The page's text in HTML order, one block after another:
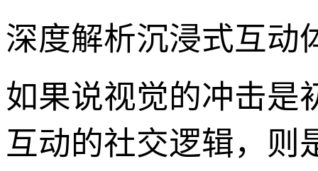
深度解析沉浸式互动
如果说视觉的冲击是
互动的社交逻辑，则